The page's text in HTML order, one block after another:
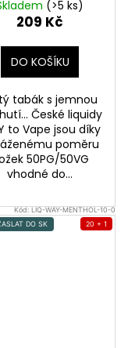
(>5 ks)
209 Kč
DO KOŠÍKU
tabák s jemnou
České liquidy
to Vape jsou díky
poměru
50PG/50VG
vhodné do...
Kód:LIQ-WAY-MENTHOL-10-0
DO SK
20 + 1